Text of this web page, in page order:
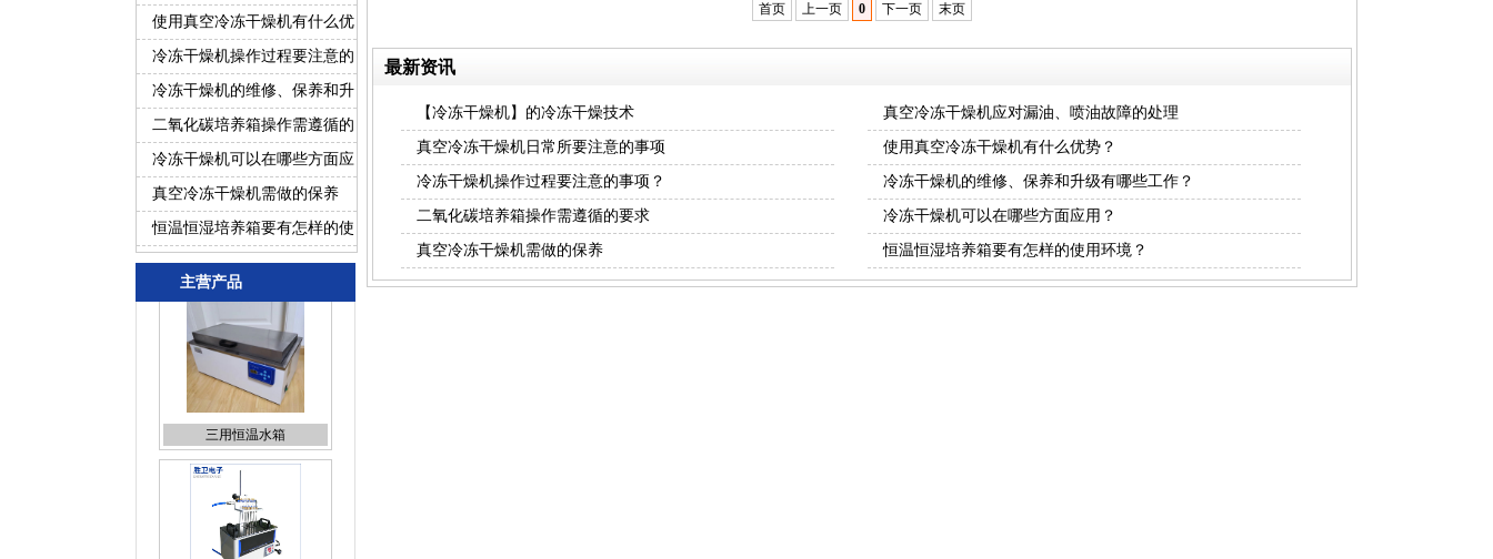
的事项
使用真空冷冻干燥机有什么优
势？
冷冻干燥机操作过程要注意的
事项？
冷冻干燥机的维修、保养和升
级有哪些工作？
二氧化碳培养箱操作需遵循的
要求
冷冻干燥机可以在哪些方面应
用？
真空冷冻干燥机需做的保养
恒温恒湿培养箱要有怎样的使
用环境？
主营产品
水浴氮吹仪12位
首页 上一页 0 下一页 末页
最新资讯
【冷冻干燥机】的冷冻干燥技术 真空冷冻干燥机应对漏油、喷油故障的处理
真空冷冻干燥机日常所要注意的事项 使用真空冷冻干燥机有什么优势？
冷冻干燥机操作过程要注意的事项？ 冷冻干燥机的维修、保养和升级有哪些工作？
二氧化碳培养箱操作需遵循的要求 冷冻干燥机可以在哪些方面应用？
真空冷冻干燥机需做的保养 恒温恒湿培养箱要有怎样的使用环境？